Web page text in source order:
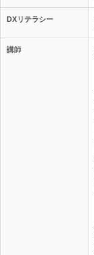
DXリテラシー
講師